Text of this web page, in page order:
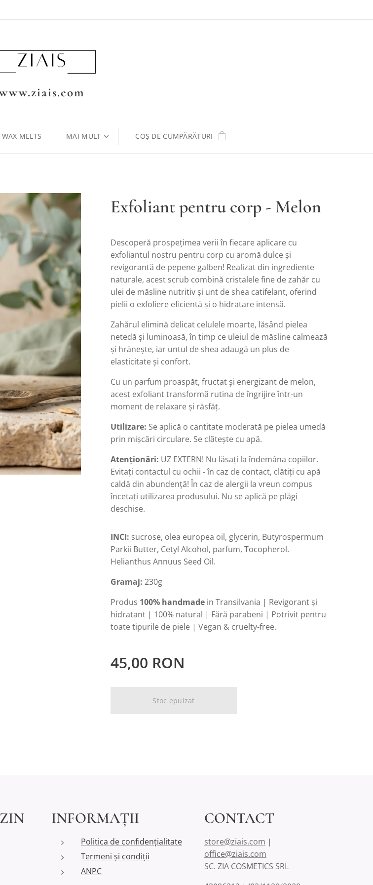
MELTS MAI MULT COȘ DE CUMPĂRĂTURI
Exfoliant pentru corp - Melon
Descoperă prospețimea verii în fiecare aplicare cu
exfoliantul nostru pentru corp cu aromă dulce și
revigorantă de pepene galben! Realizat din ingrediente
naturale, acest scrub combină cristalele fine de zahăr cu
ulei de măsline nutritiv și unt de shea catifelant, oferind
pielii o exfoliere eficientă și o hidratare intensă.
Zahărul elimină delicat celulele moarte, lăsând pielea
netedă și luminoasă, în timp ce uleiul de măsline calmează
și hrănește, iar untul de shea adaugă un plus de
elasticitate și confort.
Cu un parfum proaspăt, fructat și energizant de melon,
acest exfoliant transformă rutina de îngrijire într-un
moment de relaxare și răsfăț.
Utilizare: Se aplică o cantitate moderată pe pielea umedă
prin mișcări circulare. Se clătește cu apă.
Atenționări: UZ EXTERN! Nu lăsați la îndemâna copiilor.
Evitați contactul cu ochii - în caz de contact, clătiți cu apă
caldă din abundență! În caz de alergii la vreun compus
încetați utilizarea produsului. Nu se aplică pe plăgi
deschise.
INCI: sucrose, olea europea oil, glycerin, Butyrospermum
Parkii Butter, Cetyl Alcohol, parfum, Tocopherol.
Helianthus Annuus Seed Oil.
Gramaj: 230g
Produs 100% handmade in Transilvania | Revigorant și
hidratant | 100% natural | Fără parabeni | Potrivit pentru
toate tipurile de piele | Vegan & cruelty-free.
45,00 RON
Stoc epuizat
INFORMAȚII
Politica de confidențialitate
Termeni și condiții
ANPC
CONTACT
store@ziais.com |
office@ziais.com
SC. ZIA COSMETICS SRL